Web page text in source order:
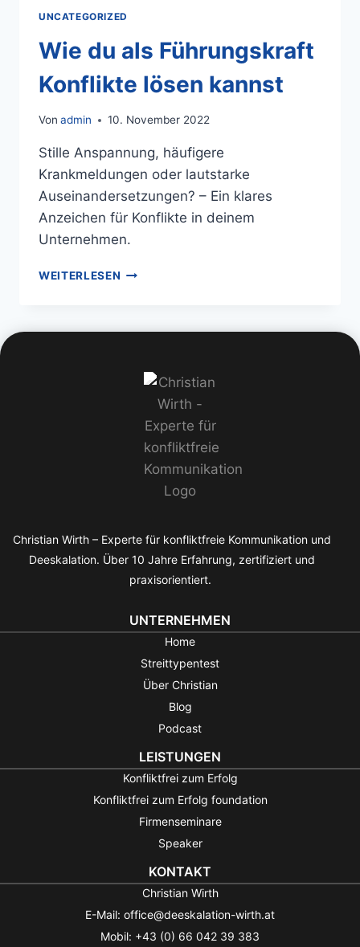
UNCATEGORIZED
Wie du als Führungskraft
Konflikte lösen kannst
Von admin 10. November 2022
Stille Anspannung, häufigere
Krankmeldungen oder lautstarke
Auseinandersetzungen? – Ein klares
Anzeichen für Konflikte in deinem
Unternehmen.
WEITERLESEN
Christian Wirth – Experte für konfliktfreie Kommunikation und
Deeskalation. Über 10 Jahre Erfahrung, zertifiziert und
praxisorientiert.
UNTERNEHMEN
Home
Streittypentest
Über Christian
Blog
Podcast
LEISTUNGEN
Konfliktfrei zum Erfolg
Konfliktfrei zum Erfolg foundation
Firmenseminare
Speaker
KONTAKT
Christian Wirth
E-Mail: office@deeskalation-wirth.at
Mobil: +43 (0) 66 042 39 383